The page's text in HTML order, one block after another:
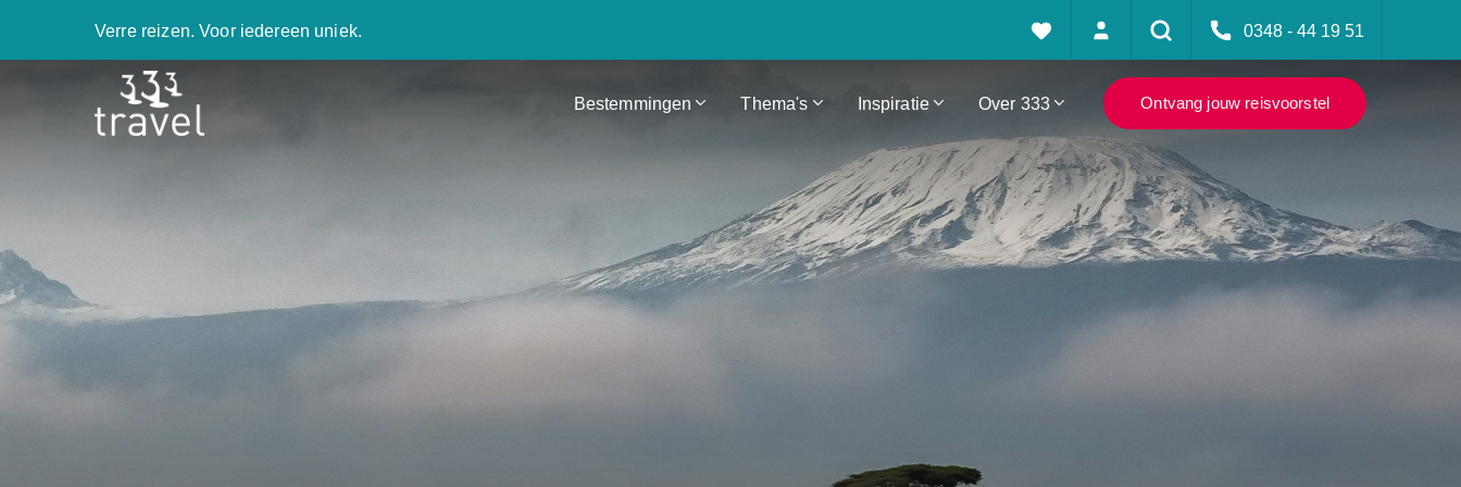
Verre reizen. Voor iedereen uniek. 0348 - 44 19 51
Bestemmingen Thema's Inspiratie Over 333 Ontvang jouw reisvoorstel